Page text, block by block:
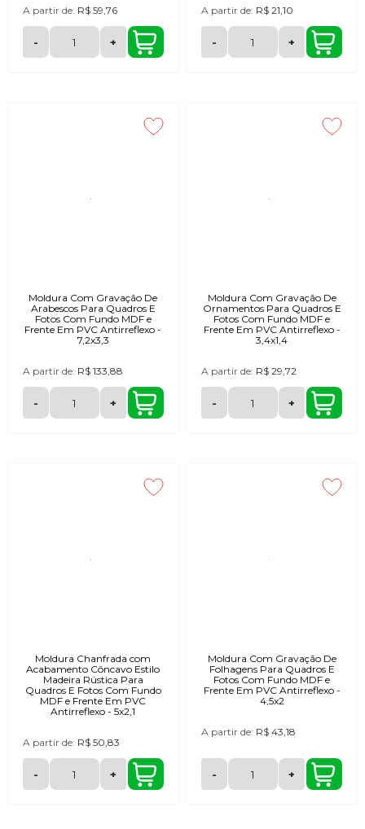
A partir de: R$ 59,76
- +
A partir de: R$ 21,10
- +
Moldura Com Gravação De
Arabescos Para Quadros E
Fotos Com Fundo MDF e
Frente Em PVC Antirreflexo -
7,2x3,3
A partir de: R$ 133,88
- +
Moldura Com Gravação De
Ornamentos Para Quadros E
Fotos Com Fundo MDF e
Frente Em PVC Antirreflexo -
3,4x1,4
A partir de: R$ 29,72
- +
Moldura Chanfrada com
Acabamento Côncavo Estilo
Madeira Rústica Para
Quadros E Fotos Com Fundo
MDF e Frente Em PVC
Antirreflexo - 5x2,1
A partir de: R$ 50,83
- +
Moldura Com Gravação De
Folhagens Para Quadros E
Fotos Com Fundo MDF e
Frente Em PVC Antirreflexo -
4,5x2
A partir de: R$ 43,18
- +